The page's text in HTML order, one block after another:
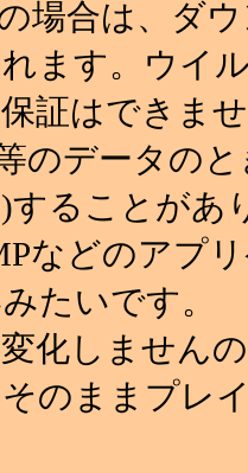
場合は、ダ
ます。ウイ
証はできま
のデータの
することがあ
などのアプ
たいです。
化しません
のままプレ